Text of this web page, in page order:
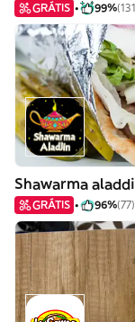
GRÁTIS 99%
Shawarma
GRÁTIS 96%(77)